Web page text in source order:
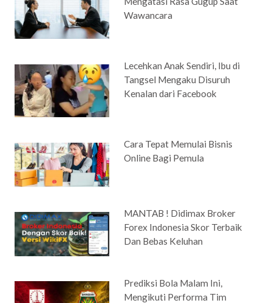
Wawancara
Lecehkan Anak Sendiri, Ibu di
Tangsel Mengaku Disuruh
Kenalan dari Facebook
Cara Tepat Memulai Bisnis
Online Bagi Pemula
MANTAB ! Didimax Broker
Forex Indonesia Skor Terbaik
Dan Bebas Keluhan
Prediksi Bola Malam Ini,
Mengikuti Performa Tim